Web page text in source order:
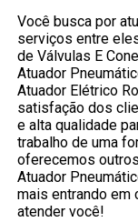
Você busca por
serviços entre
de Válvulas E
Atuador
Atuador Elétrico
satisfação dos
e alta qualidade
trabalho de uma
oferecemos
Atuador
mais entrando em
atender você!